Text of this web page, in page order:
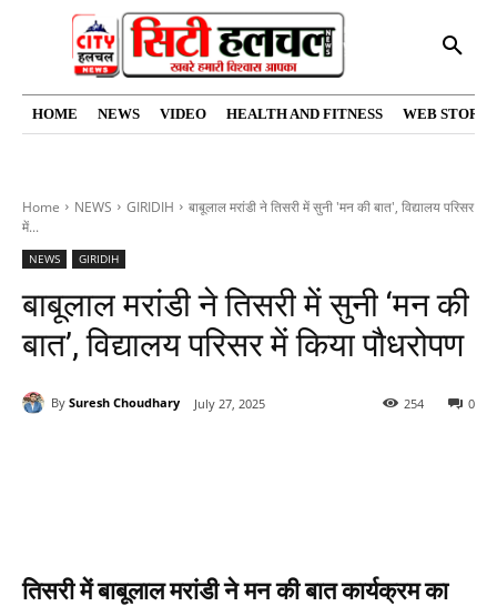
HOME NEWS VIDEO HEALTH AND FITNESS WEB
Home NEWS GIRIDIH
बाबूलाल मरांडी ने तिसरी में सुनी 'मन की बात', विद्यालय परिसर
में...
NEWS GIRIDIH
बाबूलाल मरांडी ने तिसरी में सुनी ‘मन की
बात’, विद्यालय परिसर में किया पौधरोपण
By Suresh Choudhary July 27, 2025 0
254
तिसरी में बाबूलाल मरांडी ने मन की बात कार्यक्रम का